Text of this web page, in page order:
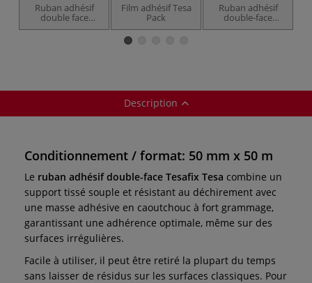
Ruban adhésif
double face
Universal avec
Film adhésif Tesa
Pack
Ruban adhésif
double-face
Universel Tesa
Description
Conditionnement / format: 50 mm x 50 m
Le ruban adhésif double-face Tesafix Tesa combine un
support tissé souple et résistant au déchirement avec
une masse adhésive en caoutchouc à fort grammage,
garantissant une adhérence optimale, même sur des
surfaces irrégulières.
Facile à utiliser, il peut être retiré la plupart du temps
sans laisser de résidus sur les surfaces classiques. Pour